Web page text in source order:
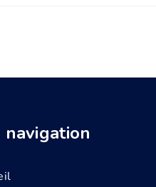
navigation